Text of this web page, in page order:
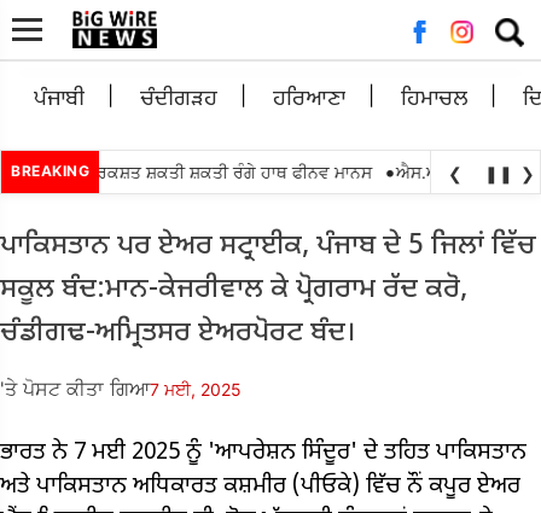
ਲਈ
ਖੋਜ:
ਪੰਜਾਬੀ ਚੰਦੀਗੜਹ ਹਰਿਆਣਾ ਹਿਮਾਚਲ
BREAKING
ਵਿਕਾਸ ਰਿਕਸ਼ਤ ਸ਼ਕਤੀ ਸ਼ਕਤੀ ਰੰਗੇ ਹਾਥ ਫੀਨਵ ਮਾਨਸ • ਐਸ.ਆਈ.ਆਰ.2026 ਇੰਟਰ
❮ ❚❚ ❯
ਪਾਕਿਸਤਾਨ ਪਰ ਏਅਰ ਸਟ੍ਰਾਈਕ, ਪੰਜਾਬ ਦੇ 5 ਜਿਲਾਂ ਵਿੱਚ
ਸਕੂਲ ਬੰਦ:ਮਾਨ-ਕੇਜਰੀਵਾਲ ਕੇ ਪ੍ਰੋਗਰਾਮ ਰੱਦ ਕਰੋ,
ਚੰਡੀਗਢ-ਅਮ੍ਰਿਤਸਰ ਏਅਰਪੋਰਟ ਬੰਦ।
'ਤੇ ਪੋਸਟ ਕੀਤਾ ਗਿਆ7 ਮਈ, 2025
ਭਾਰਤ ਨੇ 7 ਮਈ 2025 ਨੂੰ 'ਆਪਰੇਸ਼ਨ ਸਿੰਦੂਰ' ਦੇ ਤਹਿਤ ਪਾਕਿਸਤਾਨ
ਅਤੇ ਪਾਕਿਸਤਾਨ ਅਧਿਕਾਰਤ ਕਸ਼ਮੀਰ (ਪੀਓਕੇ) ਵਿੱਚ ਨੌਂ ਕਪੂਰ ਏਅਰ